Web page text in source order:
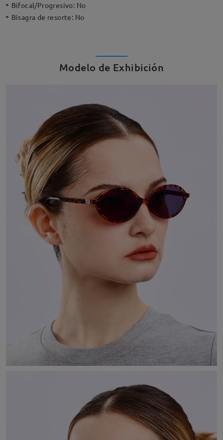
Bifocal/Progresivo: No
Bisagra de resorte: No
Modelo de Exhibición